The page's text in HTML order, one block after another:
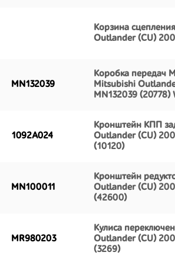
Корзина
Outlander (CU)
MN132039
Коробка передач
Mitsubishi
MN132039 (20778)
1092A024
Кронштейн КПП
Outlander (CU)
(10120)
MN100011
Кронштейн
Outlander (CU)
(42600)
MR980203
Кулиса
Outlander (CU)
(3269)